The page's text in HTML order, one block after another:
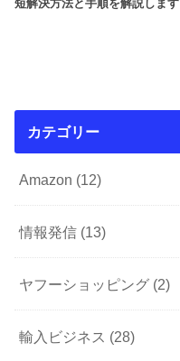
短解決方法と手順を解説します
カテゴリー
Amazon (12)
情報発信 (13)
ヤフーショッピング (2)
輸入ビジネス (28)